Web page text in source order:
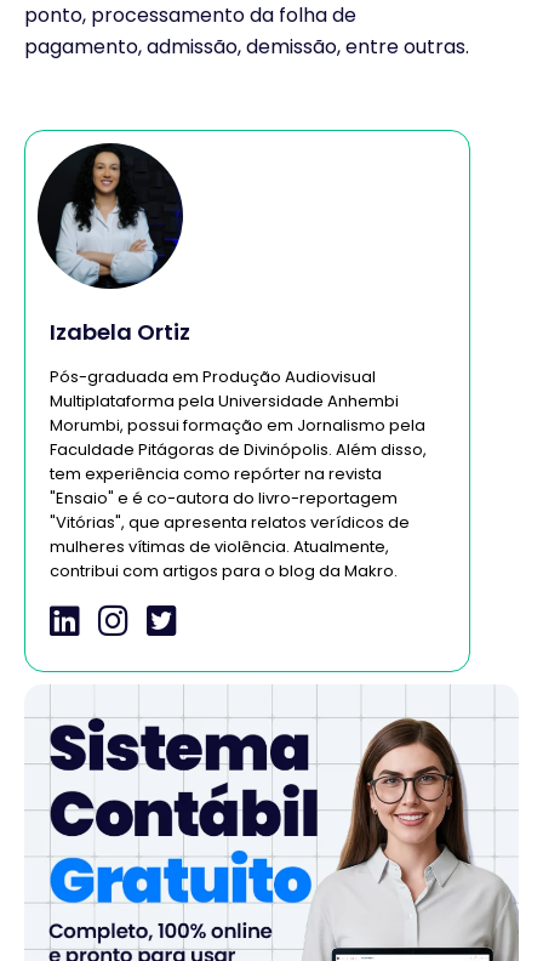
ponto, processamento da folha de
pagamento, admissão, demissão, entre outras.
Izabela Ortiz
Pós-graduada em Produção Audiovisual
Multiplataforma pela Universidade Anhembi
Morumbi, possui formação em Jornalismo pela
Faculdade Pitágoras de Divinópolis. Além disso,
tem experiência como repórter na revista
"Ensaio" e é co-autora do livro-reportagem
"Vitórias", que apresenta relatos verídicos de
mulheres vítimas de violência. Atualmente,
contribui com artigos para o blog da Makro.